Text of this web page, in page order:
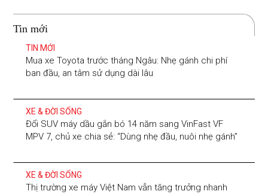
Tin mới
TIN MỚI
Mua xe Toyota trước tháng Ngâu: Nhẹ gánh chi phí
ban đầu, an tâm sử dụng dài lâu
XE & ĐỜI SỐNG
Đổi SUV máy dầu gắn bó 14 năm sang VinFast VF
MPV 7, chủ xe chia sẻ: “Dùng nhẹ đầu, nuôi nhẹ gánh”
XE & ĐỜI SỐNG
Thị trường xe máy Việt Nam vẫn tăng trưởng nhanh